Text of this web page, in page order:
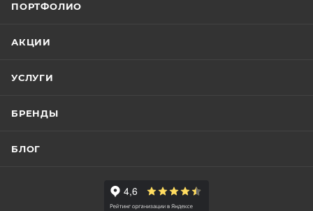
ПОРТФОЛИО
АКЦИИ
УСЛУГИ
БРЕНДЫ
БЛОГ